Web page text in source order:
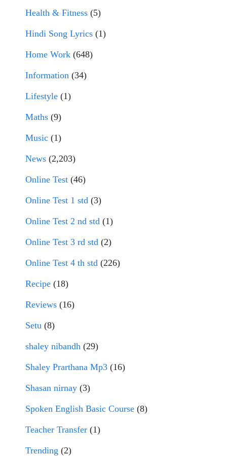
Health & Fitness (5)
Hindi Song Lyrics (1)
Home Work (648)
Information (34)
Lifestyle (1)
Maths (9)
Music (1)
News (2,203)
Online Test (46)
Online Test 1 std (3)
Online Test 2 nd std (1)
Online Test 3 rd std (2)
Online Test 4 th std (226)
Recipe (18)
Reviews (16)
Setu (8)
shaley nibandh (29)
Shaley Prarthana Mp3 (16)
Shasan nirnay (3)
Spoken English Basic Course (8)
Teacher Transfer (1)
Trending (2)